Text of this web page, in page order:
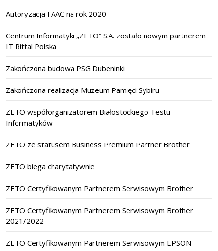
Autoryzacja FAAC na rok 2020
Centrum Informatyki „ZETO” S.A. zostało nowym partnerem
IT Rittal Polska
Zakończona budowa PSG Dubeninki
Zakończona realizacja Muzeum Pamięci Sybiru
ZETO współorganizatorem Białostockiego Testu
Informatyków
ZETO ze statusem Business Premium Partner Brother
ZETO biega charytatywnie
ZETO Certyfikowanym Partnerem Serwisowym Brother
ZETO Certyfikowanym Partnerem Serwisowym Brother
2021/2022
ZETO Certyfikowanym Partnerem Serwisowym EPSON